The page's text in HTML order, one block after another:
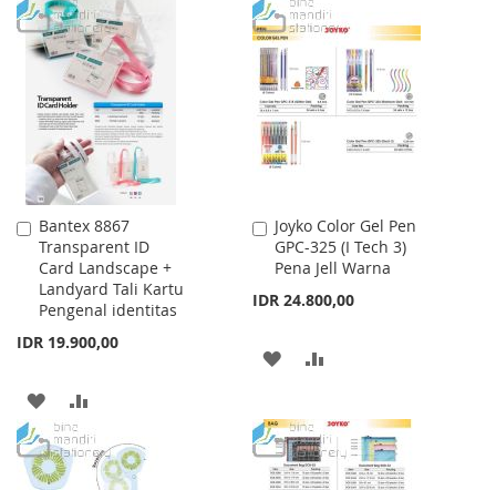
TO
WISH
LIST
TO
COMPARE
WISH
LIST
COMPARE
Bantex 8867
Transparent ID
Card Landscape +
Landyard Tali Kartu
Pengenal identitas
IDR 19.900,00
Add
to
Cart
ADD
TO
WISH
TO
COMPARE
Joyko Color Gel Pen
GPC-325 (I Tech 3)
Pena Jell Warna
IDR 24.800,00
Add
to
Cart
ADD
WISH
LIST
COMPARE